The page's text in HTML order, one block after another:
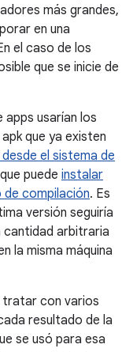
más grandes,
en una
el caso de los
que se inicie de
usarían los
que ya existen
el sistema de
puede instalar
de compilación. Es
versión seguiría
arbitraria
la misma máquina
tratar con varios
resultado de la
se usó para esa